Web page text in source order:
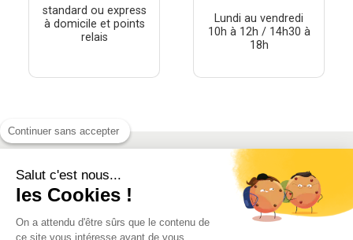
standard ou express
à domicile et points
relais
Lundi au vendredi
10h à 12h / 14h30 à
18h
À PROPOS
THÉMATIQUES
Continuer sans accepter
Salut c'est nous...
les Cookies !
On a attendu d'être sûrs que le contenu de
ce site vous intéresse avant de vous